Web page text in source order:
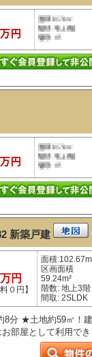
新築戸建
円
０円】
面積
区画面積
59.24m²
階数: 地上3階
間取: 2SLDK
分 ★土地約59㎡！建
部屋として利用で